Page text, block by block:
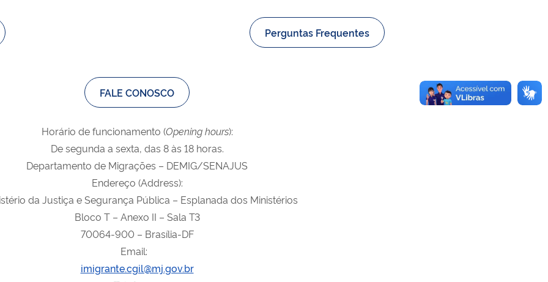
Perguntas Frequentes
FALE CONOSCO
Horário de funcionamento (Opening hours):
De segunda a sexta, das 8 às 18 horas.
Departamento de Migrações – DEMIG/SENAJUS
Endereço (Address):
da Justiça e Segurança Pública – Esplanada dos Ministérios
Bloco T – Anexo II – Sala T3
70064-900 – Brasília-DF
Email:
imigrante.cgil@mj.gov.br